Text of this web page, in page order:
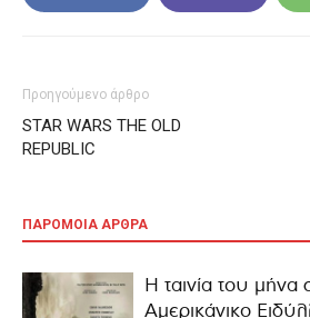
Προηγούμενο άρθρο
STAR WARS THE OLD
REPUBLIC
ΠΑΡΟΜΟΙΑ ΑΡΘΡΑ
Η ταινία του μήνα
Αμερικάνικο